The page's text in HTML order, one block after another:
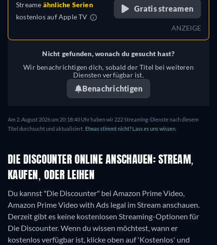
Streame ähnliche Serien
kostenlos aufApple TV
Gratis streamen
ANZEIGE
Nicht gefunden, wonach du gesucht hast?
Wir benachrichtigen dich, sobald der Titel bei weiteren
Diensten verfügbar ist.
Benachrichtigen
Am 2. August 2026 um 20:18:40 Uhr haben wir 222 Streaming-Dienste nach diesem
Titel durchsucht und aktualisiert. Etwas stimmt nicht? Lass es uns wissen.
DIE DISCOUNTER ONLINE ANSCHAUEN: STREAM,
KAUFEN, ODER LEIHEN
Du kannst "Die Discounter" bei Amazon Prime Video,
Amazon Prime Video with Ads legal im Stream anschauen.
Derzeit gibt es keine kostenlosen Streaming-Optionen für
Die Discounter. Wenn du wissen möchtest, wann er
kostenlos verfügbar ist, klicke oben auf 'Kostenlos' und